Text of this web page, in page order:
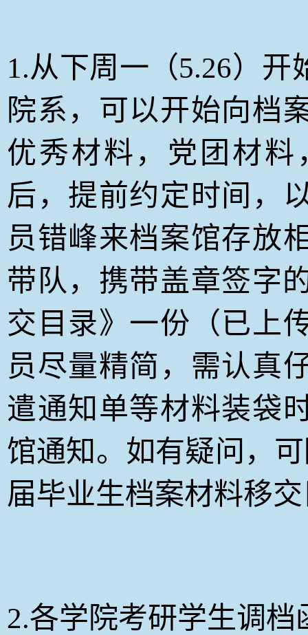
1.从下周一（5.26）开
院系，可以开始向档
优秀材料，党团材
后，提前约定时间，
员错峰来档案馆存放
带队，携带盖章签字
交目录》一份（已上
员尽量精简，需认真
遣通知单等材料装袋
馆通知。如有疑问，
届毕业生档案材料移
2.各学院考研学生调